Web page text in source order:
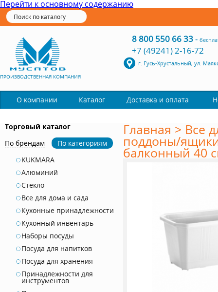
Перейти к основному содержанию
ПРОИЗВОДСТВЕННАЯ КОМПАНИЯ
8 800 550 66 33-
+7 (49241) 2-16-72
г. Гусь-Хрустальный, ул.
О компании Каталог Доставка и оплата
Торговый каталог
По брендам
По категориям
KUKMARA
Алюминий
Стекло
Все для дома и сада
Кухонные принадлежности
Кухонный инвентарь
Наборы посуды
Посуда для напитков
Посуда для хранения
Принадлежности для
инструментов
Главная > Все
поддоны/
балконный 40